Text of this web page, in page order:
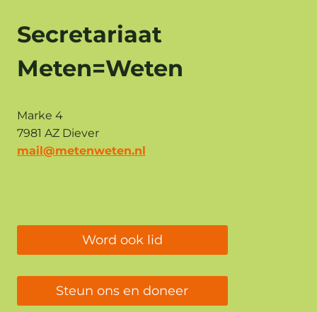
Secretariaat
Meten=Weten
Marke 4
7981 AZ Diever
mail@metenweten.nl
Word ook lid
Steun ons en doneer